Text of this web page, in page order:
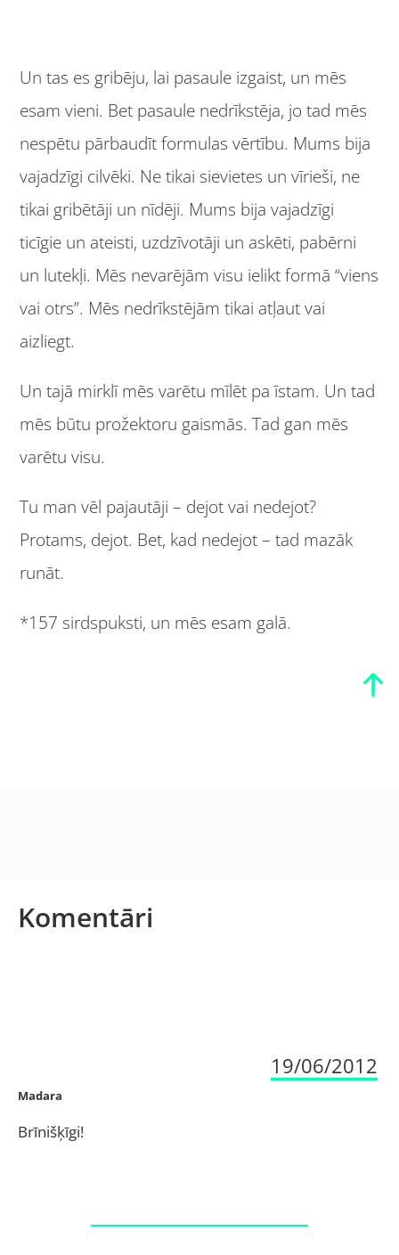
Un tas es gribēju, lai pasaule izgaist, un mēs
esam vieni. Bet pasaule nedrīkstēja, jo tad mēs
nespētu pārbaudīt formulas vērtību. Mums bija
vajadzīgi cilvēki. Ne tikai sievietes un vīrieši, ne
tikai gribētāji un nīdēji. Mums bija vajadzīgi
ticīgie un ateisti, uzdzīvotāji un askēti, pabērni
un lutekļi. Mēs nevarējām visu ielikt formā “viens
vai otrs”. Mēs nedrīkstējām tikai atļaut vai
aizliegt.
Un tajā mirklī mēs varētu mīlēt pa īstam. Un tad
mēs būtu prožektoru gaismās. Tad gan mēs
varētu visu.
Tu man vēl pajautāji – dejot vai nedejot?
Protams, dejot. Bet, kad nedejot – tad mazāk
runāt.
*157 sirdspuksti, un mēs esam galā.
Komentāri
19/06/2012
Madara
Brīnišķīgi!